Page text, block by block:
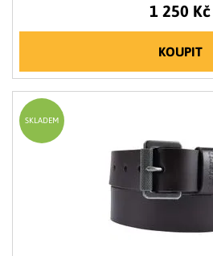
1 250 Kč
KOUPIT
SKLADEM